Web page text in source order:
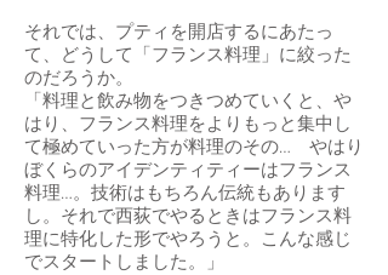
それでは、プティを開店するにあたっ
て、どうして「フランス料理」に絞った
のだろうか。
「料理と飲み物をつきつめていくと、や
はり、フランス料理をよりもっと集中し
て極めていった方が料理のその… やはり
ぼくらのアイデンティティーはフランス
料理…。技術はもちろん伝統もあります
し。それで西荻でやるときはフランス料
理に特化した形でやろうと。こんな感じ
でスタートしました。」